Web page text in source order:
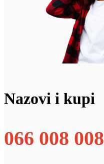
Nazovi i kupi
066 008 008